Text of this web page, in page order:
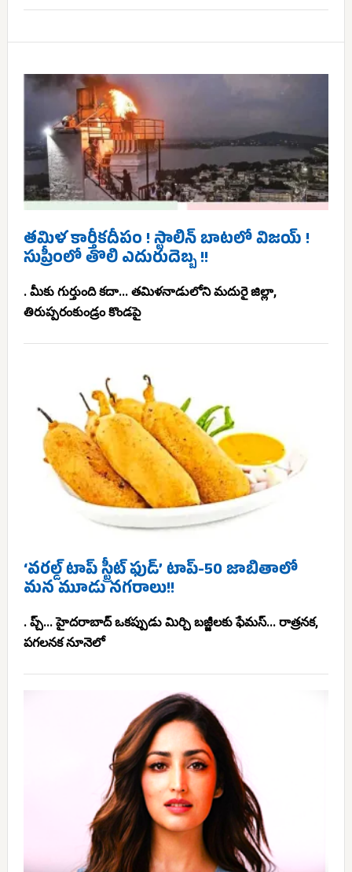
తమిళ కార్తీకదీపం ! స్టాలిన్ బాటలో విజయ్ !
సుప్రీంలో తొలి ఎదురుదెబ్బ !!
. మీకు గుర్తుంది కదా... తమిళనాడులోని మదురై జిల్లా,
తిరుప్పరంకుండ్రం కొండపై
‘వరల్డ్ టాప్ స్ట్రీట్ ఫుడ్’ టాప్-50 జాబితాలో
మన మూడు నగరాలు!!
. ప్చ్... హైదరాబాద్ ఒకప్పుడు మిర్చి బజ్జీలకు ఫేమస్... రాత్రనక,
పగలనక నూనెలో